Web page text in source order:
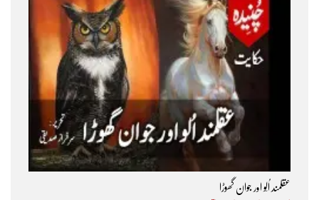
عقلمند اُلّو اور جوان گھوڑا